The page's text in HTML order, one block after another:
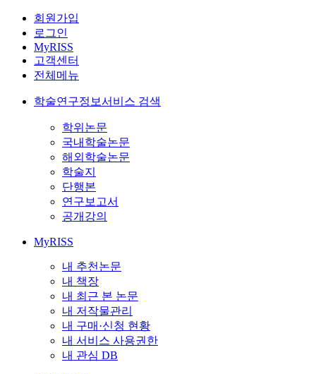
회원가입
로그인
MyRISS
고객센터
전체메뉴
학술연구정보서비스 검색
학위논문
국내학술논문
해외학술논문
학술지
단행본
연구보고서
공개강의
MyRISS
내 추천논문
내 책장
내 최근 본 논문
내 저작물관리
내 구매·신청 현황
내 서비스 사용권한
내 관심 DB